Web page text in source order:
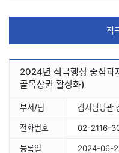
적
2024년 적극행정 중점과
골목상권 활성화)
부서/팀 감사담당관
전화번호 02-2116-
등록일 2024-06-